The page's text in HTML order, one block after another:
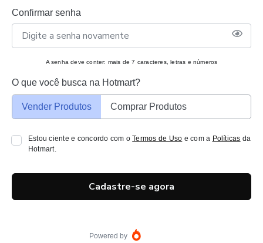
Confirmar senha
A senha deve conter: mais de 7 caracteres, letras e números
O que você busca na Hotmart?
Vender Produtos Comprar Produtos
Estou ciente e concordo com oTermos de Uso e com a Políticas da
Hotmart.
Cadastre-se agora
Powered by